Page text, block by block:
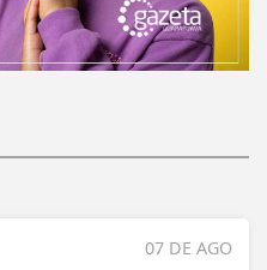
07 DE AGO